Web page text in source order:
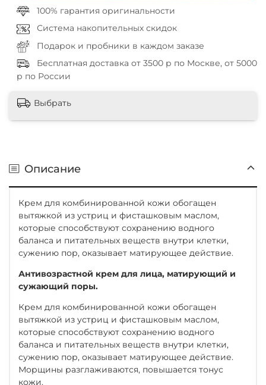
100% гарантия оригинальности
Система накопительных скидок
Подарок и пробники в каждом заказе
Бесплатная доставка от 3500 р по Москве, от 5000
р по России
Выбрать
Описание
Крем для комбинированной кожи обогащен
вытяжкой из устриц и фисташковым маслом,
которые способствуют сохранению водного
баланса и питательных веществ внутри клетки,
сужению пор, оказывает матирующее действие.
Антивозрастной крем для лица, матирующий и
сужающий поры.
Крем для комбинированной кожи обогащен
вытяжкой из устриц и фисташковым маслом,
которые способствуют сохранению водного
баланса и питательных веществ внутри клетки,
сужению пор, оказывает матирующее действие.
Морщины разглаживаются, повышается тонус
кожи.